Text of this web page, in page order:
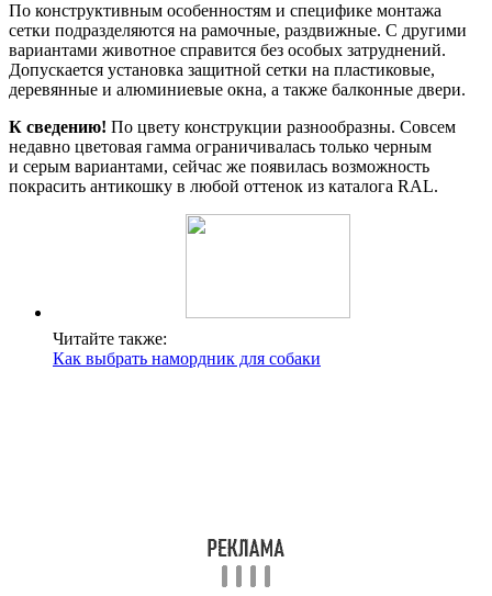
По конструктивным особенностям и специфике монтажа
сетки подразделяются на рамочные, раздвижные. С другими
вариантами животное справится без особых затруднений.
Допускается установка защитной сетки на пластиковые,
деревянные и алюминиевые окна, а также балконные двери.
К сведению! По цвету конструкции разнообразны. Совсем
недавно цветовая гамма ограничивалась только черным
и серым вариантами, сейчас же появилась возможность
покрасить антикошку в любой оттенок из каталога RAL.
Читайте также:
Как выбрать намордник для собаки